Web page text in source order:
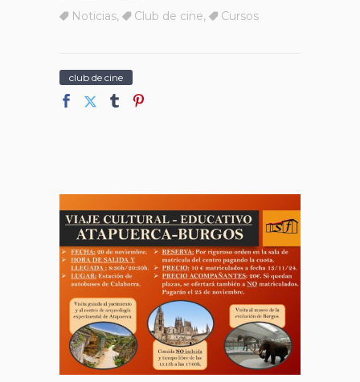
Noticias, Club de cine, Cursos
club de cine